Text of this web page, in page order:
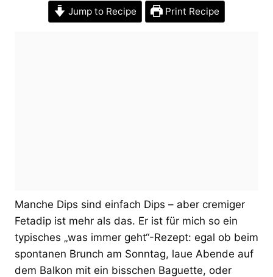
Jump to Recipe Print Recipe
Manche Dips sind einfach Dips – aber cremiger
Fetadip ist mehr als das. Er ist für mich so ein
typisches „was immer geht“-Rezept: egal ob beim
spontanen Brunch am Sonntag, laue Abende auf
dem Balkon mit ein bisschen Baguette, oder